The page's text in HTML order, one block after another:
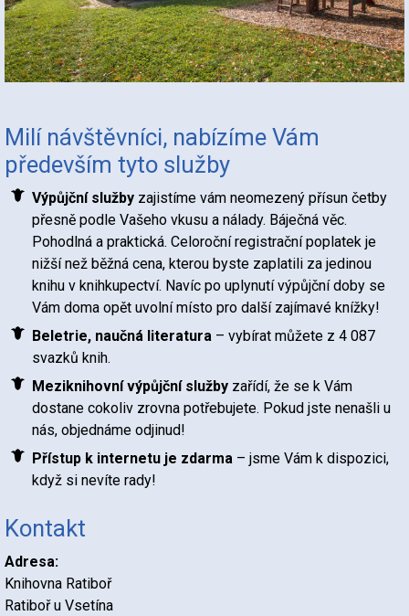
Milí návštěvníci, nabízíme Vám
především tyto služby
Výpůjční služby zajistíme vám neomezený přísun četby
přesně podle Vašeho vkusu a nálady. Báječná věc.
Pohodlná a praktická. Celoroční registrační poplatek je
nižší než běžná cena, kterou byste zaplatili za jedinou
knihu v knihkupectví. Navíc po uplynutí výpůjční doby se
Vám doma opět uvolní místo pro další zajímavé knížky!
Beletrie, naučná literatura – vybírat můžete z 4 087
svazků knih.
Meziknihovní výpůjční služby zařídí, že se k Vám
dostane cokoliv zrovna potřebujete. Pokud jste nenašli u
nás, objednáme odjinud!
Přístup k internetu je zdarma – jsme Vám k dispozici,
když si nevíte rady!
Kontakt
Adresa:
Knihovna Ratiboř
Ratiboř u Vsetína